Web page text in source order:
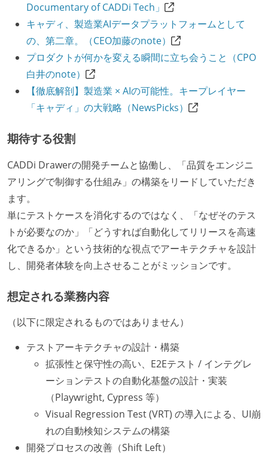
Documentary of CADDi Tech」
キャディ、製造業AIデータプラットフォームとして
の、第二章。（CEO加藤のnote）
プロダクトが何かを変える瞬間に立ち会うこと（CPO
白井のnote）
【徹底解剖】製造業 × AIの可能性。キープレイヤー
「キャディ」の大戦略（NewsPicks）
期待する役割
CADDi Drawerの開発チームと協働し、「品質をエンジニ
アリングで制御する仕組み」の構築をリードしていただき
ます。
単にテストケースを消化するのではなく、「なぜそのテス
トが必要なのか」「どうすれば自動化してリリースを高速
化できるか」という技術的な視点でアーキテクチャを設計
し、開発者体験を向上させることがミッションです。
想定される業務内容
（以下に限定されるものではありません）
テストアーキテクチャの設計・構築
拡張性と保守性の高い、E2Eテスト / インテグレ
ーションテストの自動化基盤の設計・実装
（Playwright, Cypress 等）
Visual Regression Test (VRT) の導入による、UI崩
れの自動検知システムの構築
開発プロセスの改善（Shift Left）